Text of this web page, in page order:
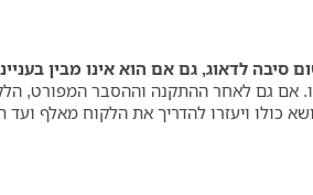
לדאוג, גם אם הוא אינו מבין
אם גם לאחר ההתקנה וההסבר המפורט,
כולו ויעזרו להדריך את הלקוח מאלף ועד